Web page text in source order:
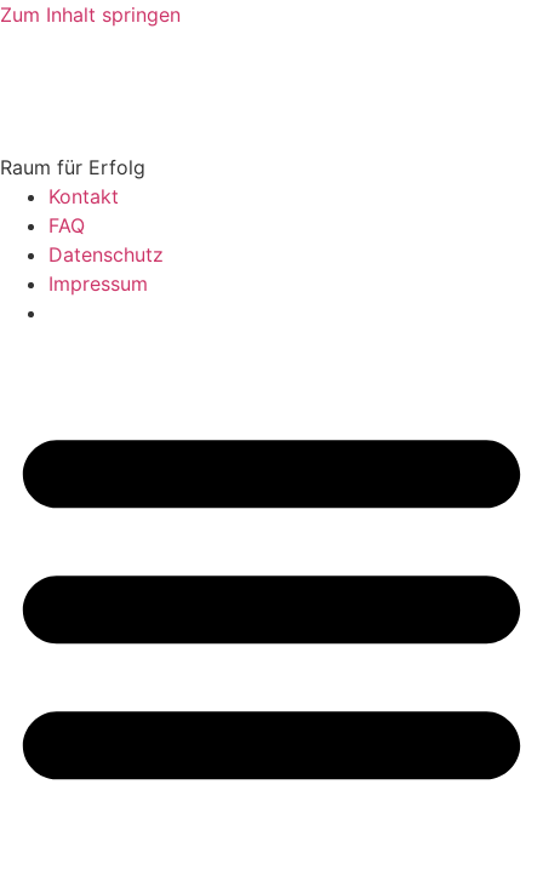
Zum Inhalt springen
Raum für Erfolg
Kontakt
FAQ
Datenschutz
Impressum